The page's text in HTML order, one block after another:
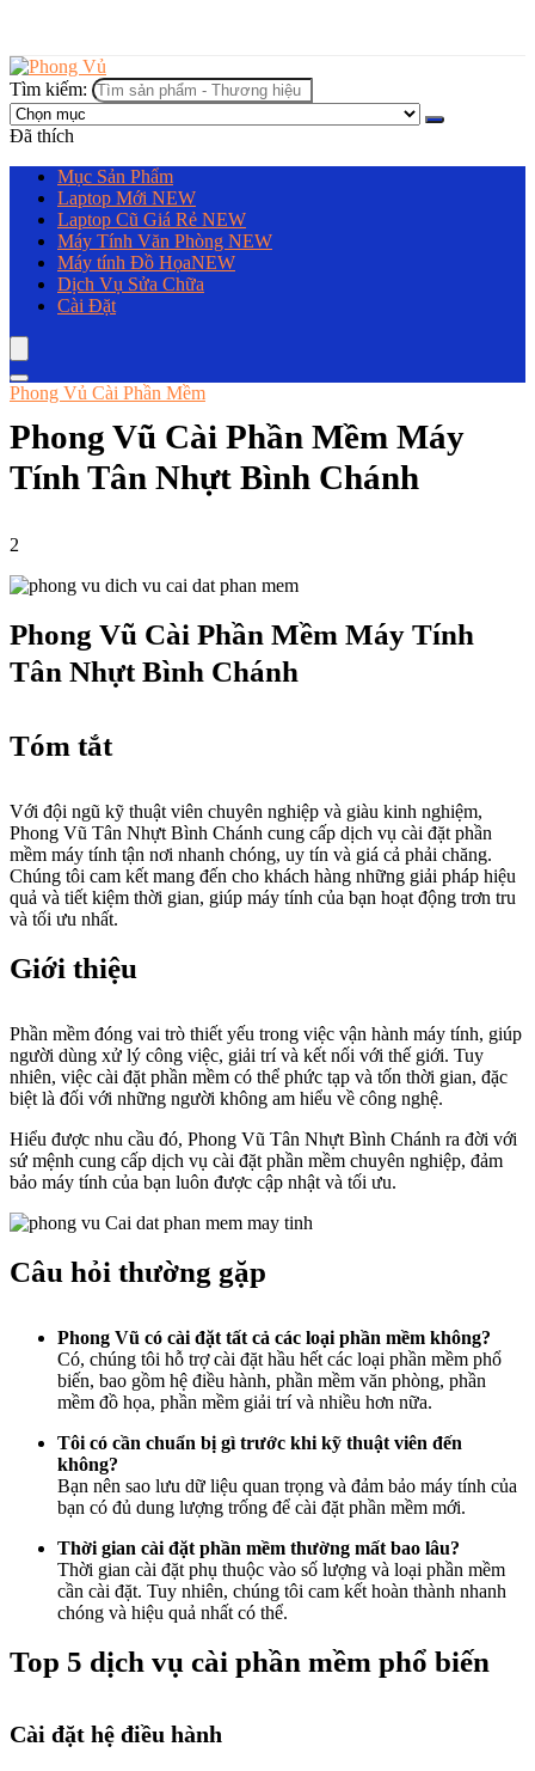
Tìm kiếm:
Đã thích
Mục Sản Phẩm
Laptop Mới NEW
Laptop Cũ Giá Rẻ NEW
Máy Tính Văn Phòng NEW
Máy tính Đồ HọaNEW
Dịch Vụ Sửa Chữa
Cài Đặt
Phong Vủ Cài Phần Mềm
Phong Vũ Cài Phần Mềm Máy
Tính Tân Nhựt Bình Chánh
2
Phong Vũ Cài Phần Mềm Máy Tính
Tân Nhựt Bình Chánh
Tóm tắt
Với đội ngũ kỹ thuật viên chuyên nghiệp và giàu kinh nghiệm,
Phong Vũ Tân Nhựt Bình Chánh cung cấp dịch vụ cài đặt phần
mềm máy tính tận nơi nhanh chóng, uy tín và giá cả phải chăng.
Chúng tôi cam kết mang đến cho khách hàng những giải pháp hiệu
quả và tiết kiệm thời gian, giúp máy tính của bạn hoạt động trơn tru
và tối ưu nhất.
Giới thiệu
Phần mềm đóng vai trò thiết yếu trong việc vận hành máy tính, giúp
người dùng xử lý công việc, giải trí và kết nối với thế giới. Tuy
nhiên, việc cài đặt phần mềm có thể phức tạp và tốn thời gian, đặc
biệt là đối với những người không am hiểu về công nghệ.
Hiểu được nhu cầu đó, Phong Vũ Tân Nhựt Bình Chánh ra đời với
sứ mệnh cung cấp dịch vụ cài đặt phần mềm chuyên nghiệp, đảm
bảo máy tính của bạn luôn được cập nhật và tối ưu.
Câu hỏi thường gặp
Phong Vũ có cài đặt tất cả các loại phần mềm không?
Có, chúng tôi hỗ trợ cài đặt hầu hết các loại phần mềm phổ
biến, bao gồm hệ điều hành, phần mềm văn phòng, phần
mềm đồ họa, phần mềm giải trí và nhiều hơn nữa.
Tôi có cần chuẩn bị gì trước khi kỹ thuật viên đến
không?
Bạn nên sao lưu dữ liệu quan trọng và đảm bảo máy tính của
bạn có đủ dung lượng trống để cài đặt phần mềm mới.
Thời gian cài đặt phần mềm thường mất bao lâu?
Thời gian cài đặt phụ thuộc vào số lượng và loại phần mềm
cần cài đặt. Tuy nhiên, chúng tôi cam kết hoàn thành nhanh
chóng và hiệu quả nhất có thể.
Top 5 dịch vụ cài phần mềm phổ biến
Cài đặt hệ điều hành